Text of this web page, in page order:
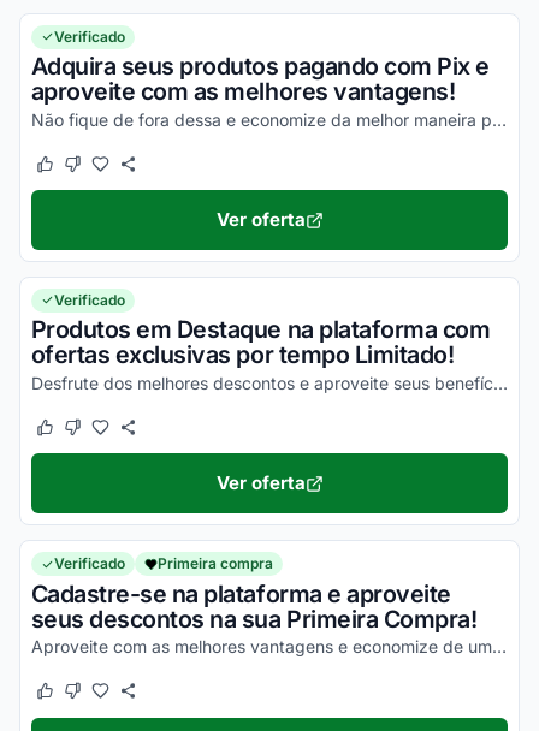
Verificado
Adquira seus produtos pagando com Pix e
aproveite com as melhores vantagens!
Não fique de fora dessa e economize da melhor maneira possível!
Este cupom funcionou
Este cupom não funcionou
Ver oferta
Verificado
Produtos em Destaque na plataforma com
ofertas exclusivas por tempo Limitado!
Desfrute dos melhores descontos e aproveite seus benefícios!
Este cupom funcionou
Este cupom não funcionou
Ver oferta
Verificado Primeira compra
Cadastre-se na plataforma e aproveite
seus descontos na sua Primeira Compra!
Aproveite com as melhores vantagens e economize de uma forma simples!
Este cupom funcionou
Este cupom não funcionou